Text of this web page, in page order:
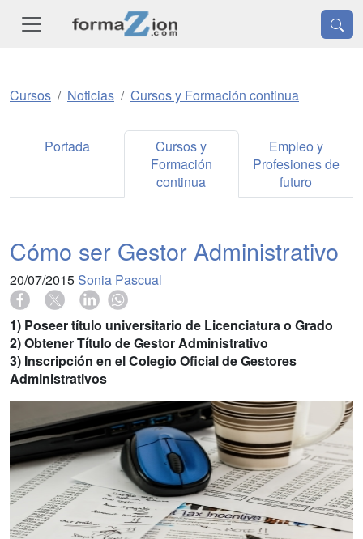
Cursos Noticias Cursos y Formación continua
Portada
Cursos y
Formación
continua
Empleo y
Profesiones de
futuro
Cómo ser Gestor Administrativo
20/07/2015 Sonia Pascual
1) Poseer título universitario de Licenciatura o Grado
2) Obtener Título de Gestor Administrativo
3) Inscripción en el Colegio Oficial de Gestores
Administrativos